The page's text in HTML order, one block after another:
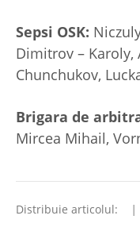
Sepsi OSK:
Dimitrov – Karoly,
Chunchukov,
Brigara de
Mircea Mihail,
Distribuie articolul: |